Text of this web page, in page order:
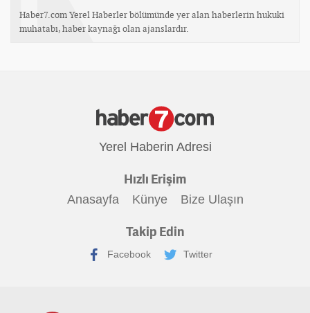
Haber7.com Yerel Haberler bölümünde yer alan haberlerin hukuki
muhatabı, haber kaynağı olan ajanslardır.
Yerel Haberin Adresi
Hızlı Erişim
Anasayfa Künye Bize Ulaşın
Takip Edin
Facebook Twitter